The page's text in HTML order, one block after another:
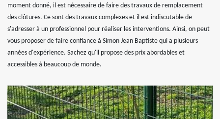
moment donné, il est nécessaire de faire des travaux de remplacement
des clôtures. Ce sont des travaux complexes et il est indiscutable de
s'adresser à un professionnel pour réaliser les interventions. Ainsi, on peut
vous proposer de faire confiance à Simon Jean Baptiste qui a plusieurs
années d'expérience. Sachez qu'il propose des prix abordables et
accessibles à beaucoup de monde.